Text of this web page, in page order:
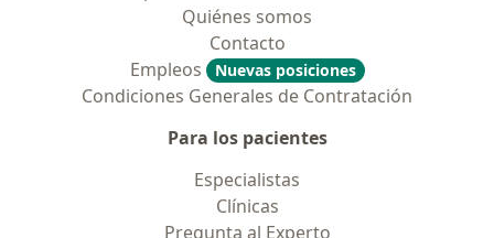
Quiénes somos
Contacto
Empleos
Nuevas posiciones
Condiciones Generales de Contratación
Para los pacientes
Especialistas
Clínicas
Pregunta al Experto